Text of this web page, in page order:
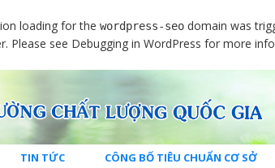
loading for the wordpress-seo domain was
Please see Debugging in WordPress for more
TIN TỨC CÔNG BỐ TIÊU CHUẨN CƠ SỞ